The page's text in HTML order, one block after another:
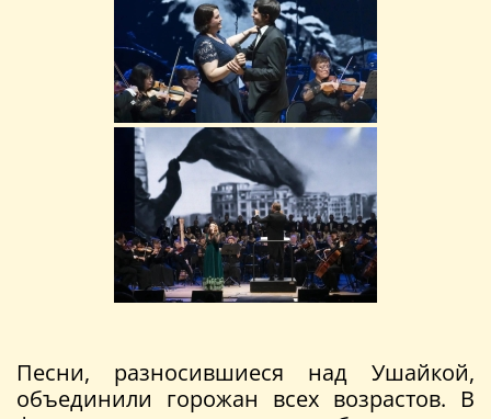
Песни, разносившиеся над Ушайкой,
объединили горожан всех возрастов. В